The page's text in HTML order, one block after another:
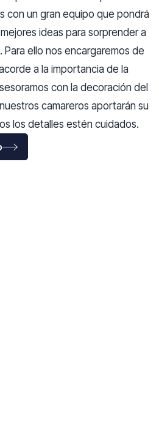
con un gran equipo que pondrá
ideas para sorprender a
ello nos encargaremos de
a la importancia de la
con la decoración del
camareros aportarán su
los detalles estén cuidados.